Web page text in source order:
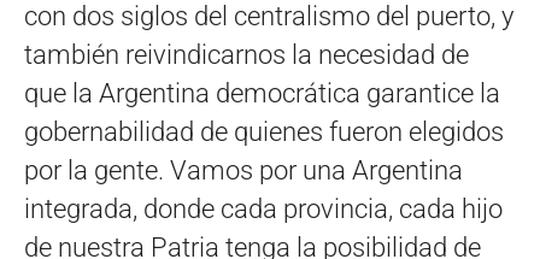
con dos siglos del centralismo del puerto, y
también reivindicarnos la necesidad de
que la Argentina democrática garantice la
gobernabilidad de quienes fueron elegidos
por la gente. Vamos por una Argentina
integrada, donde cada provincia, cada hijo
de nuestra Patria tenga la posibilidad de